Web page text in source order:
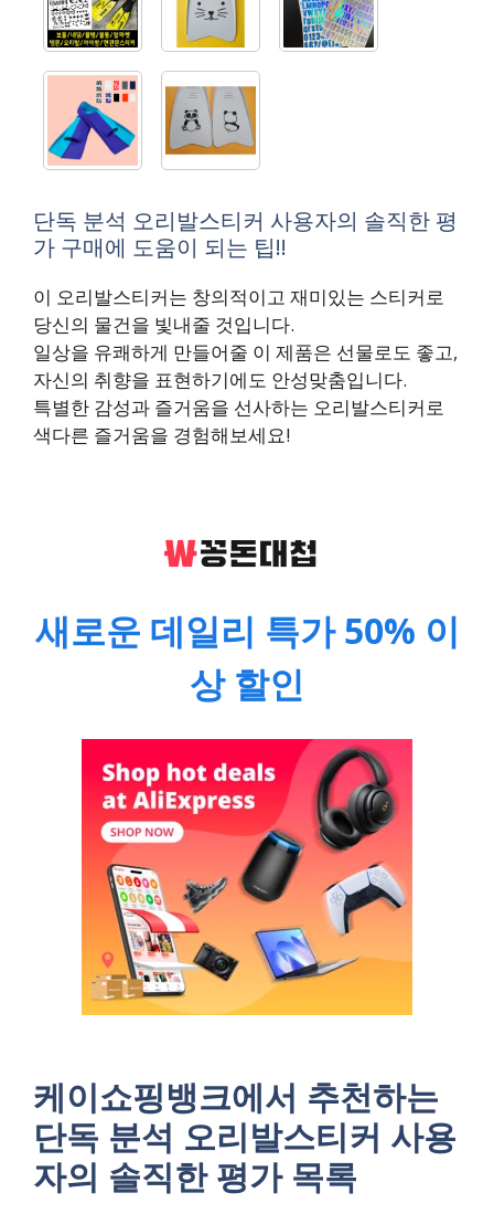
단독 분석 오리발스티커 사용자의 솔직한 평
가 구매에 도움이 되는 팁!!
이 오리발스티커는 창의적이고 재미있는 스티커로
당신의 물건을 빛내줄 것입니다.
일상을 유쾌하게 만들어줄 이 제품은 선물로도 좋고,
자신의 취향을 표현하기에도 안성맞춤입니다.
특별한 감성과 즐거움을 선사하는 오리발스티커로
색다른 즐거움을 경험해보세요!
새로운 데일리 특가 50% 이
상 할인
케이쇼핑뱅크에서 추천하는
단독 분석 오리발스티커 사용
자의 솔직한 평가 목록